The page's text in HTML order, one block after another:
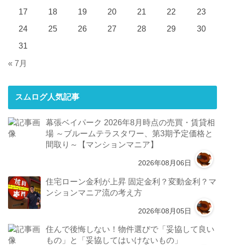
17
18 19 20 21 22
23
24
25 26 27 28 29
30
31
« 7月
スムログ人気記事
幕張ベイパーク 2026年8月時点の売買・賃貸相
場 ～ブルームテラスタワー、第3期予定価格と
間取り～【マンションマニア】
2026年08月06日
住宅ローン金利が上昇 固定金利？変動金利？マ
ンションマニア流の考え方
2026年08月05日
住んで後悔しない！物件選びで「妥協して良い
もの」と「妥協してはいけないもの」